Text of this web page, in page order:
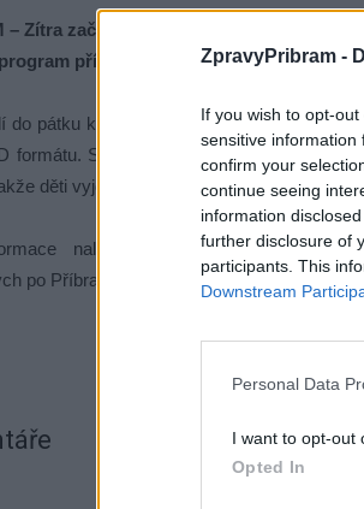
ZpravyPribram -
If you wish to opt-
sensitive information
confirm your
continue seeing
information
further disclosure of
participants. This
Downstream
Personal Data
I want to opt-out
Opted In
– Zítra začínají jarní prázdniny a pro ty,
příbramské kino.
do pátku kino nabízí dopolední i odpolední
formátu. S jednotlivými distributory filmů
děti vyjde návštěvna kina ve většině
naleznete na webových
po Příbrami, v měsíčním programu nebo